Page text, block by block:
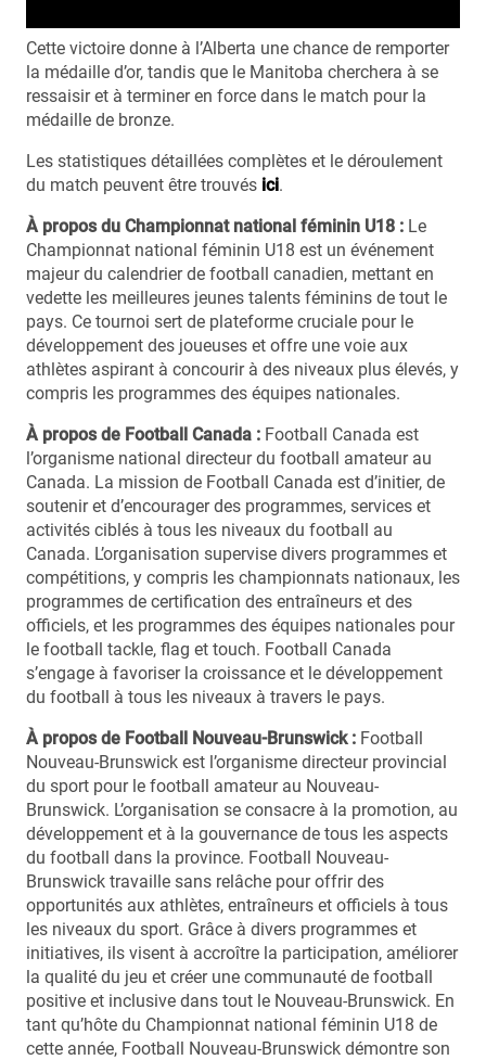
Cette victoire donne à l’Alberta une chance de remporter
la médaille d’or, tandis que le Manitoba cherchera à se
ressaisir et à terminer en force dans le match pour la
médaille de bronze.
Les statistiques détaillées complètes et le déroulement
du match peuvent être trouvés ici.
À propos du Championnat national féminin U18 : Le
Championnat national féminin U18 est un événement
majeur du calendrier de football canadien, mettant en
vedette les meilleures jeunes talents féminins de tout le
pays. Ce tournoi sert de plateforme cruciale pour le
développement des joueuses et offre une voie aux
athlètes aspirant à concourir à des niveaux plus élevés, y
compris les programmes des équipes nationales.
À propos de Football Canada : Football Canada est
l’organisme national directeur du football amateur au
Canada. La mission de Football Canada est d’initier, de
soutenir et d’encourager des programmes, services et
activités ciblés à tous les niveaux du football au
Canada. L’organisation supervise divers programmes et
compétitions, y compris les championnats nationaux, les
programmes de certification des entraîneurs et des
officiels, et les programmes des équipes nationales pour
le football tackle, flag et touch. Football Canada
s’engage à favoriser la croissance et le développement
du football à tous les niveaux à travers le pays.
À propos de Football Nouveau-Brunswick : Football
Nouveau-Brunswick est l’organisme directeur provincial
du sport pour le football amateur au Nouveau-
Brunswick. L’organisation se consacre à la promotion, au
développement et à la gouvernance de tous les aspects
du football dans la province. Football Nouveau-
Brunswick travaille sans relâche pour offrir des
opportunités aux athlètes, entraîneurs et officiels à tous
les niveaux du sport. Grâce à divers programmes et
initiatives, ils visent à accroître la participation, améliorer
la qualité du jeu et créer une communauté de football
positive et inclusive dans tout le Nouveau-Brunswick. En
tant qu’hôte du Championnat national féminin U18 de
cette année, Football Nouveau-Brunswick démontre son